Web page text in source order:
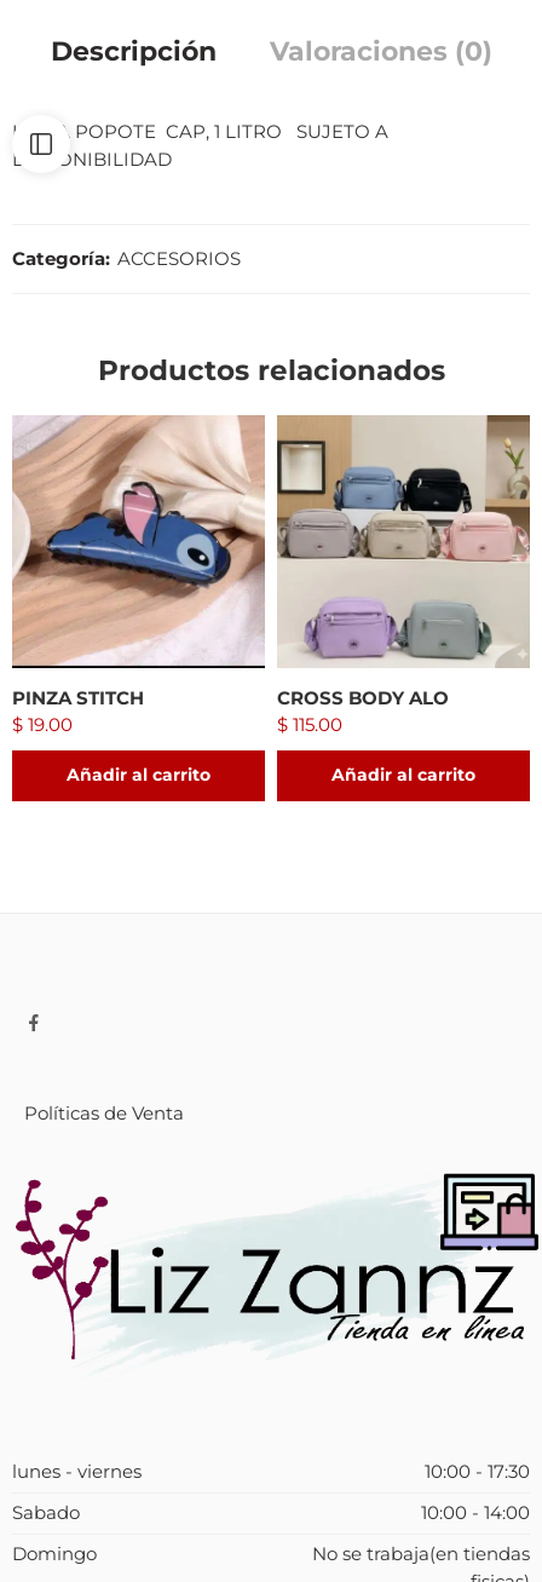
Descripción Valoraciones (0)
LLEVA POPOTE CAP, 1 LITRO SUJETO A
DISPONIBILIDAD
Categoría: ACCESORIOS
Productos relacionados
PINZA STITCH
$ 19.00
Añadir al carrito
CROSS BODY ALO
$ 115.00
Añadir al carrito
Políticas de Venta
lunes - viernes
10:00 - 17:30
Sabado
10:00 - 14:00
Domingo
No se trabaja(en tiendas